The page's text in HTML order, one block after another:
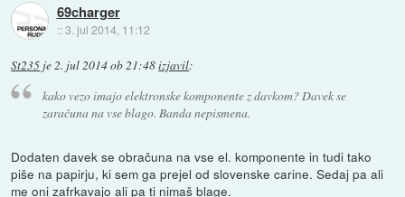
69charger
::3. jul 2014, 11:12
St235 je2. jul 2014 ob 21:48izjavil:
kako vezo imajo elektronske komponente z davkom? Davek se
zaračuna na vse blago. Banda nepismena.
Dodaten davek se obračuna na vse el. komponente in tudi tako
piše na papirju, ki sem ga prejel od slovenske carine. Sedaj pa ali
me oni zafrkavajo ali pa ti nimaš blage.